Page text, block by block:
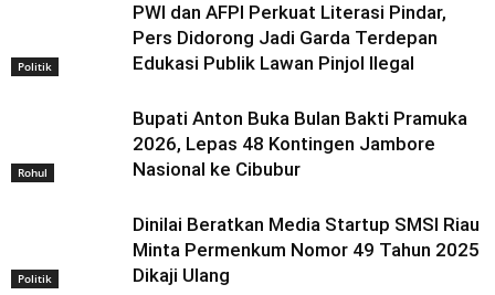
Politik
PWI dan AFPI Perkuat Literasi Pindar,
Pers Didorong Jadi Garda Terdepan
Edukasi Publik Lawan Pinjol Ilegal
Rohul
Bupati Anton Buka Bulan Bakti Pramuka
2026, Lepas 48 Kontingen Jambore
Nasional ke Cibubur
Politik
Dinilai Beratkan Media Startup SMSI Riau
Minta Permenkum Nomor 49 Tahun 2025
Dikaji Ulang